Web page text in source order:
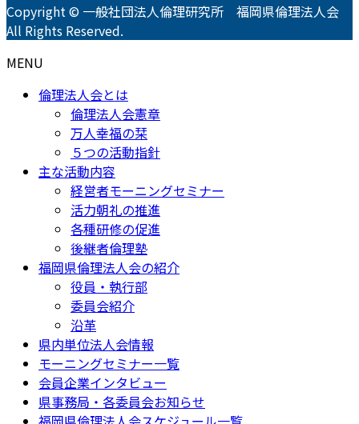
Copyright © 一般社団法人倫理研究所 福岡県倫理法人会
All Rights Reserved.
MENU
倫理法人会とは
倫理法人会憲章
万人幸福の栞
５つの活動指針
主な活動内容
経営者モーニングセミナー
活力朝礼の推進
各種研修の促進
後継者倫理塾
福岡県倫理法人会の紹介
役員・執行部
委員会紹介
沿革
県内単位法人会情報
モーニングセミナー一覧
会員企業インタビュー
県事務局・各委員会お知らせ